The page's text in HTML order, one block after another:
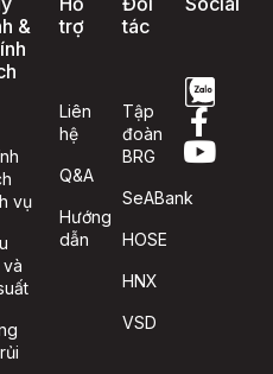
&
vụ
trợ
Liên
hệ
Q&A
Hướng
dẫn
tác
Tập
đoàn
BRG
SeABank
HOSE
HNX
VSD